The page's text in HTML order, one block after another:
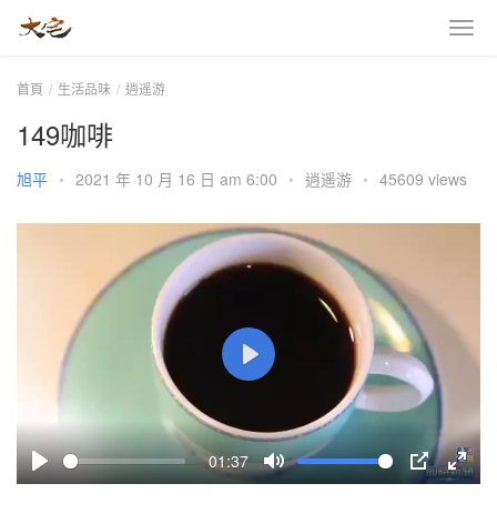
首頁 生活品味 逍遥游
149咖啡
旭平 • 2021 年 10 月 16 日 am 6:00 • 逍遥游 • 45609 views
P
01:37
M
P
E
P
a
y